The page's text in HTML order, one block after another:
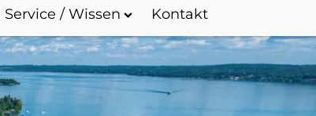
Service / Wissen Kontakt